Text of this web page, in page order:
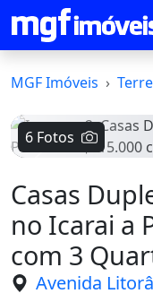
MGF Imóveis
6 Fotos
Casas
no Icarai a
com 3
Avenida